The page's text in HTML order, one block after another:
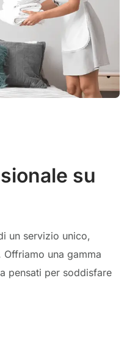
su
un servizio unico,
una gamma
pensati per soddisfare